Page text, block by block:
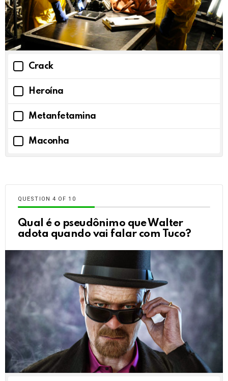
Crack
Heroína
Metanfetamina
Maconha
QUESTION OF 10
Qual é o pseudônimo que Walter
adota quando vai falar com Tuco?